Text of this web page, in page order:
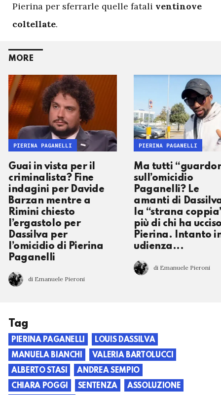
Pierina per sferrarle quelle fatali ventinove
coltellate.
MORE
Guai in vista per il
criminalista? Fine
indagini per Davide
Barzan mentre a
Rimini chiesto
l’ergastolo per
Dassilva per
l’omicidio di Pierina
Paganelli
di Emanuele Pieroni
PIERINA PAGANELLI
Ma tutti
sull’omicidio
Paganelli? Le
amanti di
la “strana
più di chi ha
Pierina. Intanto
udienza...
di Emanuele Pieroni
PIERINA PAGANELLI
Tag
PIERINA PAGANELLI
LOUIS DASSILVA
MANUELA BIANCHI
VALERIA BARTOLUCCI
ALBERTO STASI
ANDREA SEMPIO
CHIARA POGGI
SENTENZA
ASSOLUZIONE